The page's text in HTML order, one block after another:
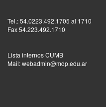
Tel.: 54.0223.492.1705 al 1710
Fax 54.223.492.1710
Lista internos CUMB
Mail: webadmin@mdp.edu.ar